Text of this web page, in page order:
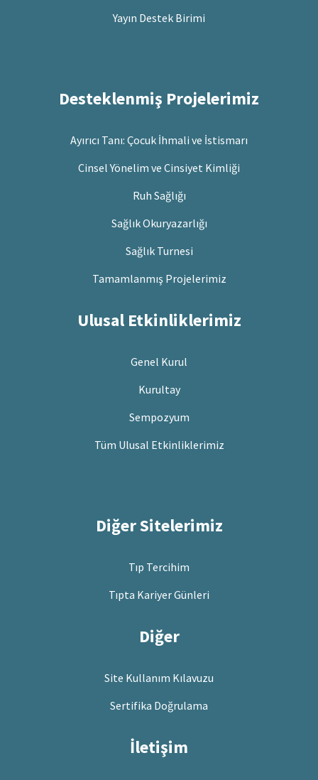
Yayın Destek Birimi
Desteklenmiş Projelerimiz
Ayırıcı Tanı: Çocuk İhmali ve İstismarı
Cinsel Yönelim ve Cinsiyet Kimliği
Ruh Sağlığı
Sağlık Okuryazarlığı
Sağlık Turnesi
Tamamlanmış Projelerimiz
Ulusal Etkinliklerimiz
Genel Kurul
Kurultay
Sempozyum
Tüm Ulusal Etkinliklerimiz
Diğer Sitelerimiz
Tıp Tercihim
Tıpta Kariyer Günleri
Diğer
Site Kullanım Kılavuzu
Sertifika Doğrulama
İletişim